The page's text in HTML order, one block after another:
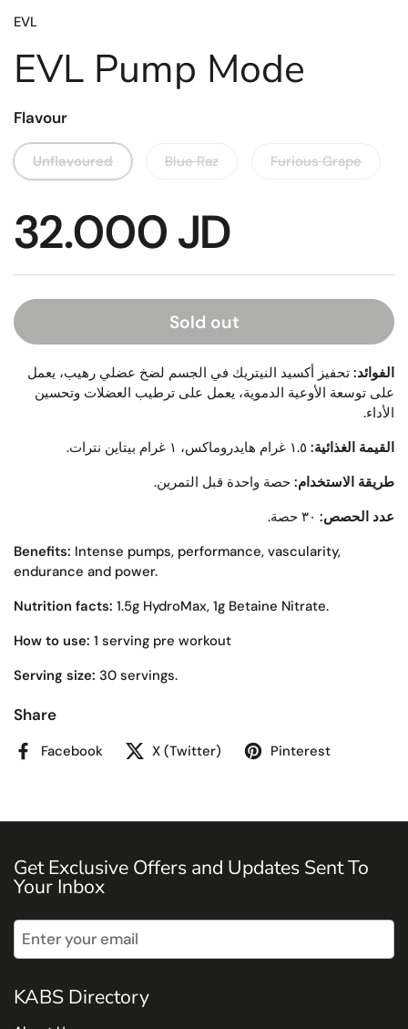
EVL
EVL Pump Mode
Flavour
Unflavoured Blue Raz Furious Grape
32.000 JD
Sold out
الفوائد: تحفيز أكسيد النيتريك في الجسم لضخ عضلي رهيب، يعمل
على توسعة الأوعية الدموية، يعمل على ترطيب العضلات وتحسين
الأداء.
القيمة الغذائية:
طريقة الاستخدام: حصة واحدة قبل التمرين.
عدد الحصص:
Benefits: Intense pumps, performance, vascularity,
endurance and power.
Nutrition facts: 1.5g HydroMax, 1g Betaine Nitrate.
How to use: 1 serving pre workout
Serving size: 30 servings.
Share
Facebook X (Twitter) Pinterest
Get Exclusive Offers and Updates Sent To
Your Inbox
KABS Directory